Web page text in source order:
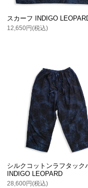
スカーフ INDIGO
12,650円(税込)
シルクコットンラフタック
INDIGO LEOPARD
28,600円(税込)